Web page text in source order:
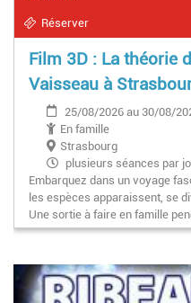
Réserver
Film 3D : La théorie
Vaisseau à
25/08/2026 au 30/08/
En famille
Strasbourg
plusieurs séances par
Embarquez dans un voyage
les espèces apparaissent, se
Une sortie à faire en famille